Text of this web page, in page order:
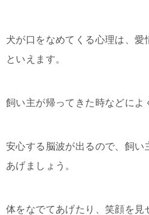
犬が口をなめてくる心理は、愛
といえます。
飼い主が帰ってきた時などによ
安心する脳波が出るので、飼い
あげましょう。
体をなでてあげたり、笑顔を見